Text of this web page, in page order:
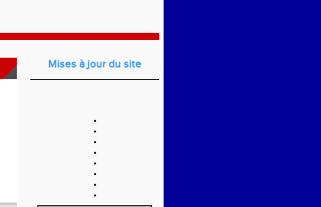
Mises à jour du site